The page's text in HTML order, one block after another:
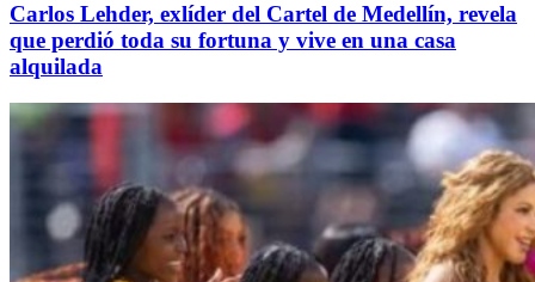
Carlos Lehder, exlíder del Cartel de Medellín, revela
que perdió toda su fortuna y vive en una casa
alquilada